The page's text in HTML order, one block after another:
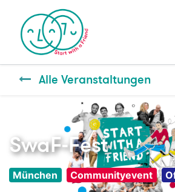
Alle Veranstaltungen
SwaF-Fest
München Communityevent